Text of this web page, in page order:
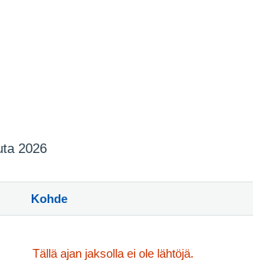
2026
Kohde
Tällä ajan jaksolla ei ole lähtöjä.